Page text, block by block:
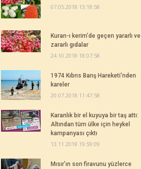
07.05.2018 13:18:58
Kuran-ı kerim'de geçen yararlı ve
zararlı gıdalar
24.10.2018 18:07:58
1974 Kıbrıs Barış Hareketi'nden
kareler
20.07.2018 11:47:58
Karanlık bir el kuyuya bir taş attı:
Altından tüm ülke için heykel
kampanyası çıktı
13.11.2018 19:59:09
Mısır'ın son firavunu yüzlerce